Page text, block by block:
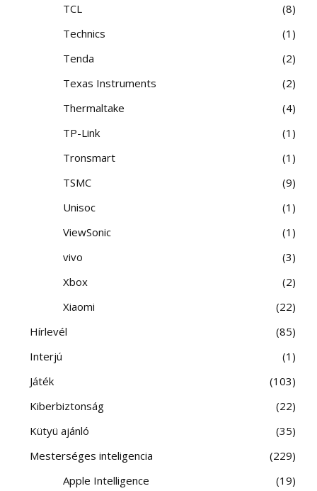
TCL
8
Technics
1
Tenda
2
Texas Instruments
2
Thermaltake
4
TP-Link
1
Tronsmart
1
TSMC
9
Unisoc
1
ViewSonic
1
vivo
3
Xbox
2
Xiaomi
22
Hírlevél
85
Interjú
1
Játék
103
Kiberbiztonság
22
Kütyü ajánló
35
Mesterséges inteligencia
229
Apple Intelligence
19